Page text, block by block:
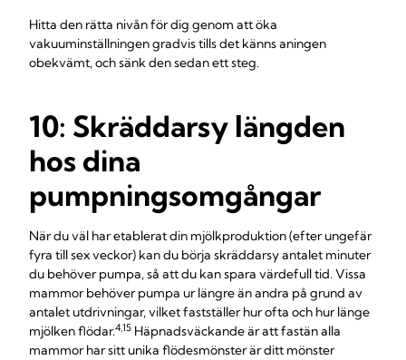
Hitta den rätta nivån för dig genom att öka
vakuuminställningen gradvis tills det känns aningen
obekvämt, och sänk den sedan ett steg.
10: Skräddarsy längden
hos dina
pumpningsomgångar
När du väl har etablerat din mjölkproduktion (efter ungefär
fyra till sex veckor) kan du börja skräddarsy antalet minuter
du behöver pumpa, så att du kan spara värdefull tid. Vissa
mammor behöver pumpa ur längre än andra på grund av
antalet utdrivningar, vilket fastställer hur ofta och hur länge
mjölken flödar.4,15 Häpnadsväckande är att fastän alla
mammor har sitt unika flödesmönster är ditt mönster